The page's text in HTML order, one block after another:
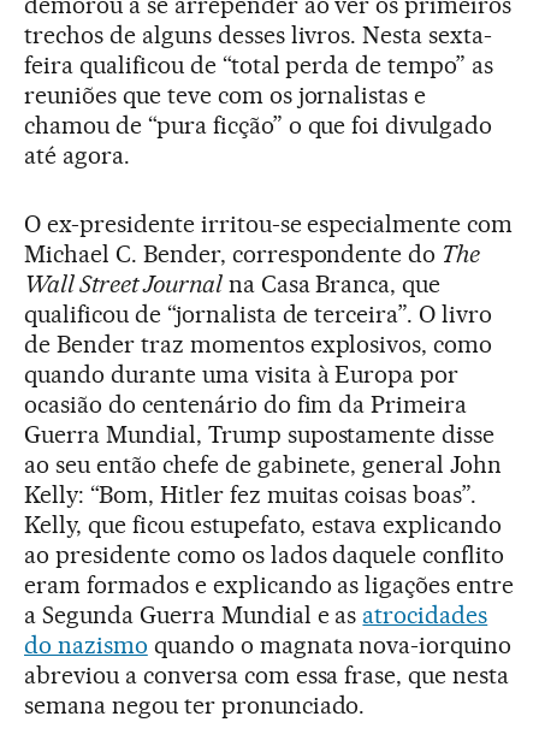
trechos de alguns desses livros. Nesta sexta-
feira qualificou de “total perda de tempo” as
reuniões que teve com os jornalistas e
chamou de “pura ficção” o que foi divulgado
até agora.
O ex-presidente irritou-se especialmente com
Michael C. Bender, correspondente do The
Wall Street Journalna Casa Branca, que
qualificou de “jornalista de terceira”. O livro
de Bender traz momentos explosivos, como
quando durante uma visita à Europa por
ocasião do centenário do fim da Primeira
Guerra Mundial, Trump supostamente disse
ao seu então chefe de gabinete, general John
Kelly: “Bom, Hitler fez muitas coisas boas”.
Kelly, que ficou estupefato, estava explicando
ao presidente como os lados daquele conflito
eram formados e explicando as ligações entre
a Segunda Guerra Mundial e as atrocidades
do nazismo quando o magnata nova-iorquino
abreviou a conversa com essa frase, que nesta
semana negou ter pronunciado.